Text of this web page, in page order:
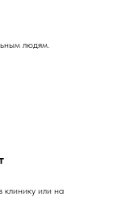
людям.
или на